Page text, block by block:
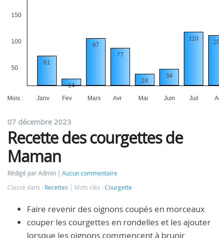
150
100
50
61
14
97
77
24
34
110
Mois : Janv Fev Mars Avr Mai Juin Juil
07 décembre 2023
Recette des courgettes de
Maman
Rédigé par Admin
Aucun commentaire
Classé dans : Recettes Mots clés : Courgette
Faire revenir des oignons coupés en morceaux
couper les courgettes en rondelles et les ajouter
lorsque les oignons commencent à brunir